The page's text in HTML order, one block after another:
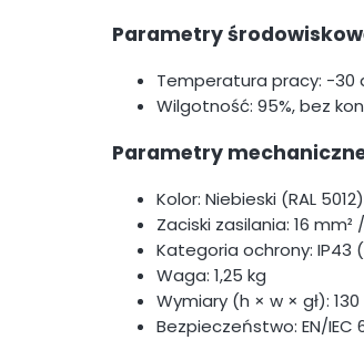
Parametry
Temperatura pracy: -30
Wilgotność: 95%, bez
Parametry
Kolor: Niebieski (RAL 5012)
Zaciski zasilania: 16 mm²
Kategoria ochrony: IP43
Waga: 1,25 kg
Wymiary (h × w × gł):
Bezpieczeństwo: EN/IEC